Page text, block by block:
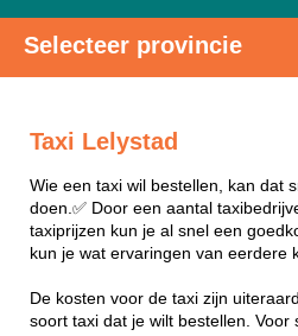
Selecteer provincie
Taxi Lelystad
Wie een taxi wil bestellen, kan dat
doen.✅ Door een aantal
taxiprijzen kun je al snel een
kun je wat ervaringen van eerdere
De kosten voor de taxi zijn
soort taxi dat je wilt bestellen. Voor